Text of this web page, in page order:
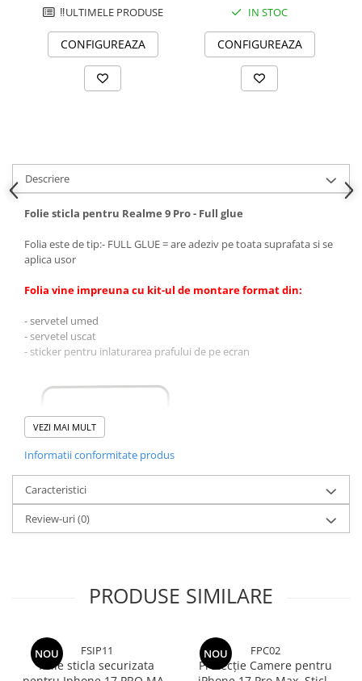
‼️ULTIMELE PRODUSE
CONFIGUREAZA
IN STOC
CONFIGUREAZA
Descriere
Folie sticla pentru Realme 9 Pro - Full glue
Folia este de tip:- FULL GLUE = are adeziv pe toata suprafata si se
aplica usor
Folia vine impreuna cu kit-ul de montare format din:
- servetel umed
- servetel uscat
- sticker pentru inlaturarea prafului de pe ecran
VEZI MAI MULT
Informatii conformitate produs
Caracteristici
Review-uri(0)
PRODUSE SIMILARE
NOU FSIP11
Folie sticla securizata
NOU FPC02
Protecție Camere pentru